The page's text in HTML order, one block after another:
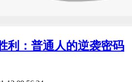
利：普通人的逆袭密码